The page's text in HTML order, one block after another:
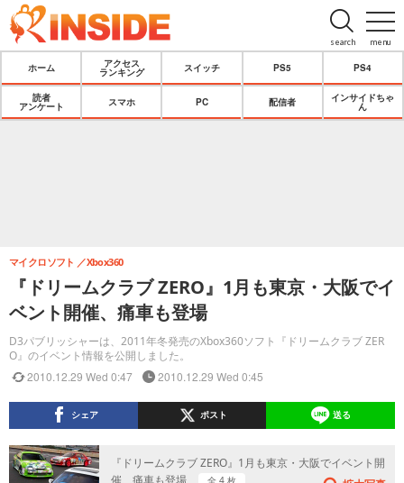
menu
search
ホーム
アクセス
ランキング
スイッチ PS5 PS4
読者
アンケート
スマホ PC 配信者
インサイドちゃ
ん
『ドリームクラブ ZERO』1月も東京・大阪でイ
ベント開催、痛車も登場
D3パブリッシャーは、2011年冬発売のXbox360ソフト『ドリームクラブ ZER
O』のイベント情報を公開しました。
マイクロソフト Xbox360
2010.12.29 Wed 0:47 2010.12.29 Wed 0:45
シェア ポスト 送る
『ドリームクラブ ZERO』1月も東京・大阪でイベント開
催、痛車も登場
全 4 枚